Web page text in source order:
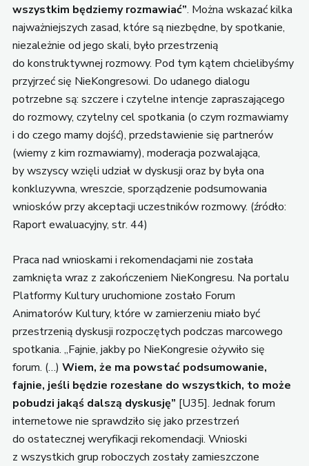
wszystkim będziemy rozmawiać”. Można wskazać kilka
najważniejszych zasad, które są niezbędne, by spotkanie,
niezależnie od jego skali, było przestrzenią
do konstruktywnej rozmowy. Pod tym kątem chcielibyśmy
przyjrzeć się NieKongresowi. Do udanego dialogu
potrzebne są: szczere i czytelne intencje zapraszającego
do rozmowy, czytelny cel spotkania (o czym rozmawiamy
i do czego mamy dojść), przedstawienie się partnerów
(wiemy z kim rozmawiamy), moderacja pozwalająca,
by wszyscy wzięli udział w dyskusji oraz by była ona
konkluzywna, wreszcie, sporządzenie podsumowania
wniosków przy akceptacji uczestników rozmowy. (źródło:
Raport ewaluacyjny, str. 44)
Praca nad wnioskami i rekomendacjami nie została
zamknięta wraz z zakończeniem NieKongresu. Na portalu
Platformy Kultury uruchomione zostało Forum
Animatorów Kultury, które w zamierzeniu miało być
przestrzenią dyskusji rozpoczętych podczas marcowego
spotkania. „Fajnie, jakby po NieKongresie ożywiło się
forum. (…) Wiem, że ma powstać podsumowanie,
fajnie, jeśli będzie rozesłane do wszystkich, to może
pobudzi jakąś dalszą dyskusję” [U35]. Jednak forum
internetowe nie sprawdziło się jako przestrzeń
do ostatecznej weryfikacji rekomendacji. Wnioski
z wszystkich grup roboczych zostały zamieszczone